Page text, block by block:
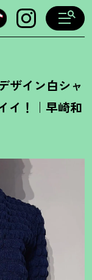
ザイン白シャ
イ ！
｜早崎和